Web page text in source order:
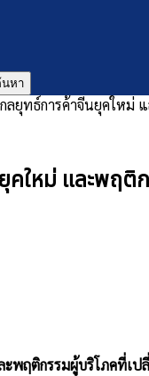
กลยุทธ์การค้าจีนยุคใหม่
คใหม่ และพฤ
ะพฤติกรรมผู้บริโภคที่เ